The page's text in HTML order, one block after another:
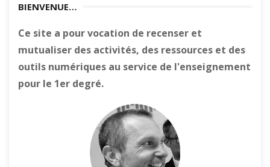
BIENVENUE…
Ce site a pour vocation de recenser et
mutualiser des activités, des ressources et des
outils numériques au service de l'enseignement
pour le 1er degré.